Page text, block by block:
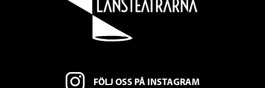
FÖLJ OSS PÅ INSTAGRAM